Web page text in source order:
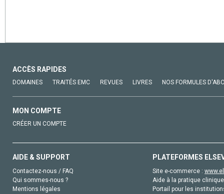
ACCÈS RAPIDES
DOMAINES TRAITÉS EMC REVUES LIVRES NOS FORMULES
MON COMPTE
CRÉER UN COMPTE
AIDE & SUPPORT
Contactez-nous / FAQ
Qui sommes-nous ?
Mentions légales
PLATEFORMES
Site e-commerce :
Aide à la pratique
Portail pour les